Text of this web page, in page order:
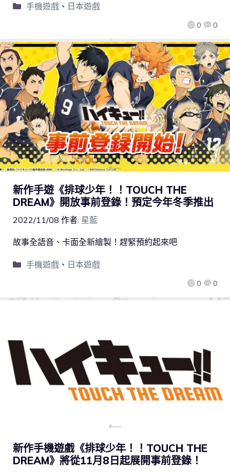
0 0
手機遊戲、 日本遊戲
新作手遊《排球少年！！TOUCH THE
DREAM》開放事前登錄！預定今年冬季推出
2022/11/08 作者: 星藍
0 0
故事全語音、卡面全新繪製！趕緊預約起來吧
手機遊戲、 日本遊戲
新作手機遊戲《排球少年！！TOUCH THE
DREAM》將從11月8日起展開事前登錄！